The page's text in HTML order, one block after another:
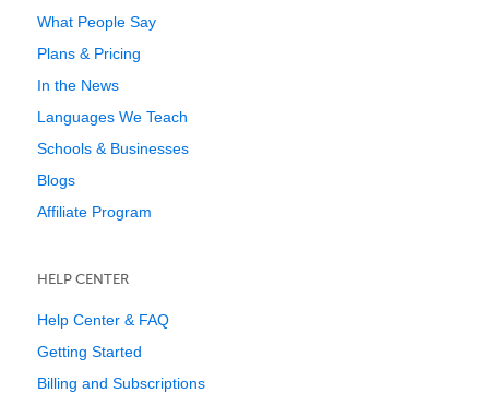
What People Say
Plans & Pricing
In the News
Languages We Teach
Schools & Businesses
Blogs
Affiliate Program
HELP CENTER
Help Center & FAQ
Getting Started
Billing and Subscriptions